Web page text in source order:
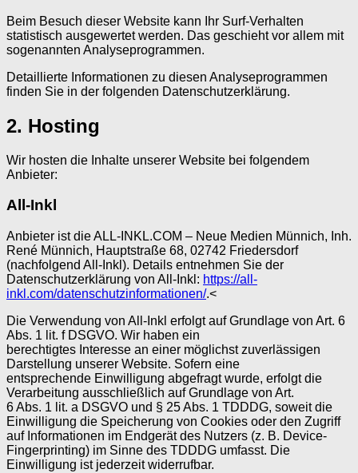
Beim Besuch dieser Website kann Ihr Surf-Verhalten
statistisch ausgewertet werden. Das geschieht vor allem mit
sogenannten Analyseprogrammen.
Detaillierte Informationen zu diesen Analyseprogrammen
finden Sie in der folgenden Datenschutzerklärung.
2. Hosting
Wir hosten die Inhalte unserer Website bei folgendem
Anbieter:
All-Inkl
Anbieter ist die ALL-INKL.COM – Neue Medien Münnich, Inh.
René Münnich, Hauptstraße 68, 02742 Friedersdorf
(nachfolgend All-Inkl). Details entnehmen Sie der
Datenschutzerklärung von All-Inkl: https://all-
inkl.com/datenschutzinformationen/.<
Die Verwendung von All-Inkl erfolgt auf Grundlage von Art. 6
Abs. 1 lit. f DSGVO. Wir haben ein
berechtigtes Interesse an einer möglichst zuverlässigen
Darstellung unserer Website. Sofern eine
entsprechende Einwilligung abgefragt wurde, erfolgt die
Verarbeitung ausschließlich auf Grundlage von Art.
6 Abs. 1 lit. a DSGVO und § 25 Abs. 1 TDDDG, soweit die
Einwilligung die Speicherung von Cookies oder den Zugriff
auf Informationen im Endgerät des Nutzers (z. B. Device-
Fingerprinting) im Sinne des TDDDG umfasst. Die
Einwilligung ist jederzeit widerrufbar.